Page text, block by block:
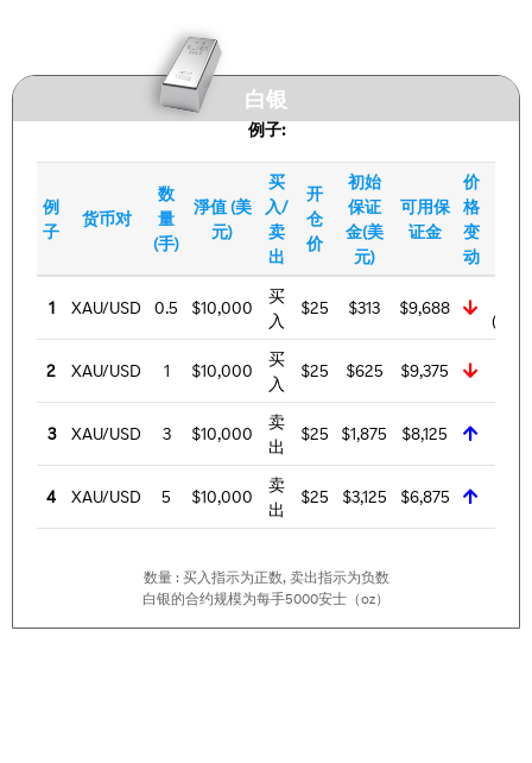
白银
例子:
例
子
货币对
数
量
(手)
淨值 (美
元)
买
入/
卖
出
开
仓
价
初始
保证
金(美
元)
可用保
证金
价
格
变
动
1 XAU/USD 0.5 $10,000
买
入
$25 $313 $9,688
2 XAU/USD 1 $10,000
买
入
$25 $625 $9,375
3 XAU/USD 3 $10,000
卖
出
$25 $1,875 $8,125
4 XAU/USD 5 $10,000
卖
出
$25 $3,125 $6,875
数量 : 买入指示为正数, 卖出指示为负数
白银的合约规模为每手5000安士（oz）